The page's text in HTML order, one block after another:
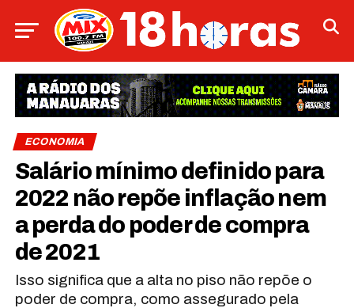
ECONOMIA
Salário mínimo definido para
2022 não repõe inflação nem
a perda do poder de compra
de 2021
Isso significa que a alta no piso não repõe o
poder de compra, como assegurado pela